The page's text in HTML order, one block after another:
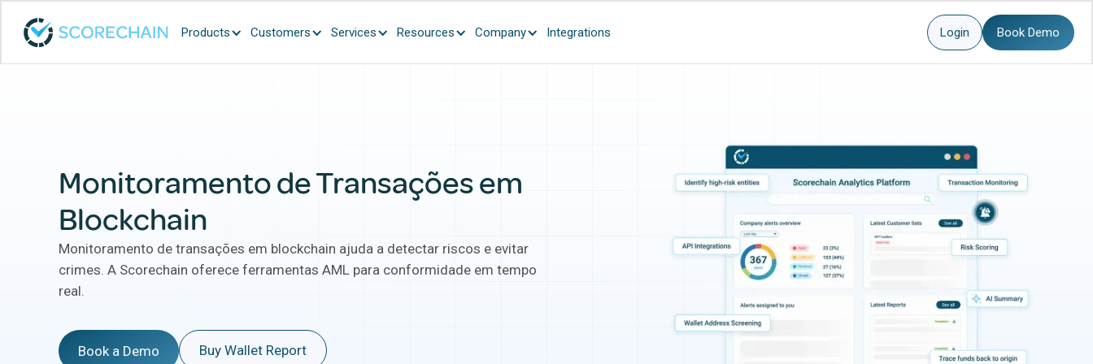
Products Customers Services Resources Company Integrations Login Book Demo
Monitoramento de Transações em
Blockchain
Monitoramento de transações em blockchain ajuda a detectar riscos e evitar
crimes. A Scorechain oferece ferramentas AML para conformidade em tempo
real.
Book a Demo Buy Wallet Report